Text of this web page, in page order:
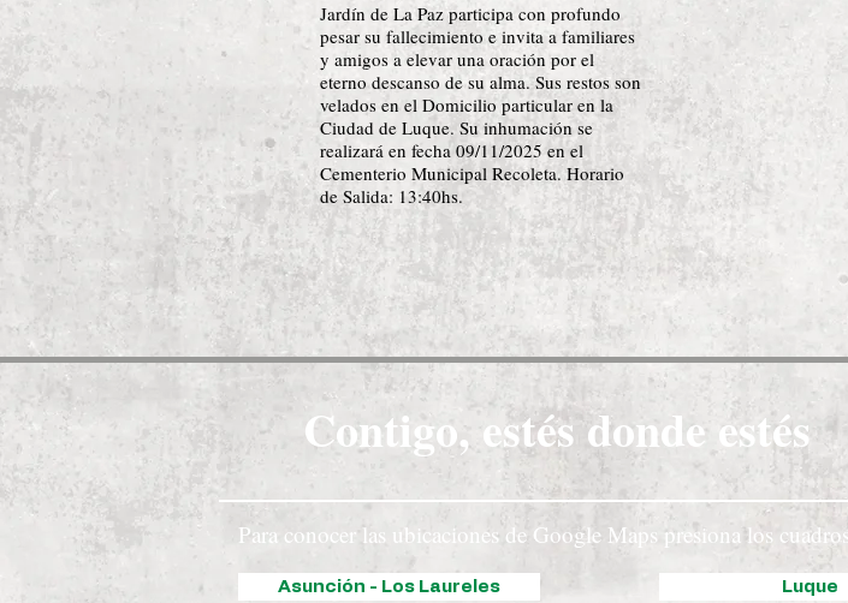
Jardín de La Paz participa con profundo
pesar su fallecimiento e invita a familiares
y amigos a elevar una oración por el
eterno descanso de su alma. Sus restos son
velados en el Domicilio particular en la
Ciudad de Luque. Su inhumación se
realizará en fecha 09/11/2025 en el
Cementerio Municipal Recoleta. Horario
de Salida: 13:40hs.
Contigo, estés donde estés
Para conocer las ubicaciones de Google Maps presiona los
Asunción - Los Laureles Luque